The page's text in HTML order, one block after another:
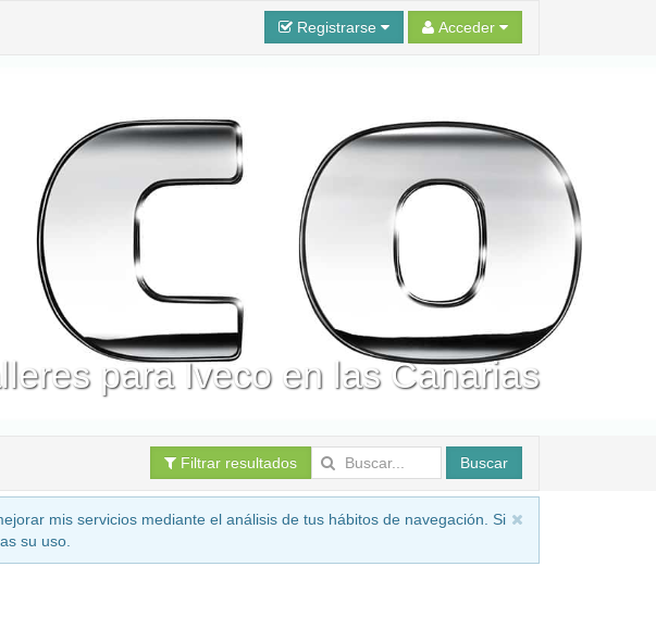
Registrarse Acceder
para Iveco en las Canarias
Filtrar resultados Buscar
mis servicios mediante el análisis de tus hábitos de navegación. Si
su uso.